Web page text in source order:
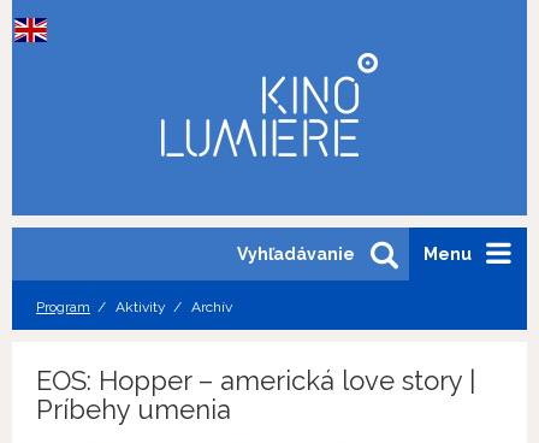
Menu
Vyhľadávanie
Program Aktivity Archív
EOS: Hopper – americká love story |
Príbehy umenia